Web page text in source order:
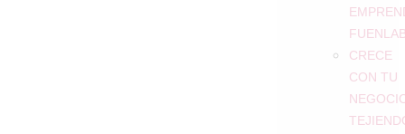
CRECE
CON TU